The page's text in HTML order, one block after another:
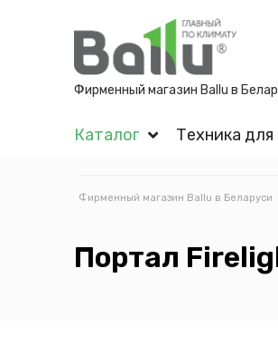
Фирменный магазин Ballu в
Каталог Техника
Фирменный магазин Ballu в Беларуси
Портал